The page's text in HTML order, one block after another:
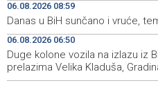
19:32
Velika nagrada Britanije
2028. godine
19:29
Španska krajnja ljevica i
Maroka kao suorganizatora SP
06.08.2026 08:59
Danas u BiH sunčano i vruće,
06.08.2026 06:50
Duge kolone vozila na izlazu iz
prelazima Velika Kladuša,